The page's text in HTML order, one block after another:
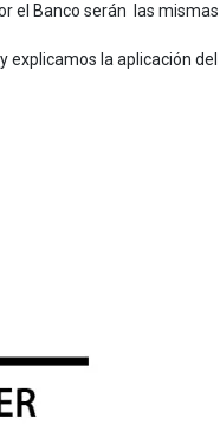
Banco serán las mismas
la aplicación